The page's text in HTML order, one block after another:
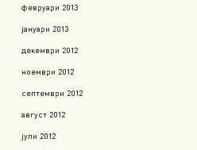
февруари 2013
јануари 2013
декември 2012
ноември 2012
септември 2012
август 2012
јули 2012